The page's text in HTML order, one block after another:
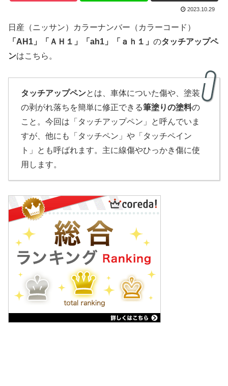
2023.10.29
日産（ニッサン）カラーナンバー（カラーコード）
「 AH1 」 「ＡＨ１」 「ah1」「ａｈ１」 のタッチアップペ
ンはこちら。
タッチアップペンとは、車体についた傷や、塗装
の剥がれ落ちを簡単に修正できる筆塗りの塗料の
こと。今回は「タッチアップペン」と呼んでいま
すが、他にも「タッチペン」や「タッチペイン
ト」とも呼ばれます。主に線傷やひっかき傷に使
用します。